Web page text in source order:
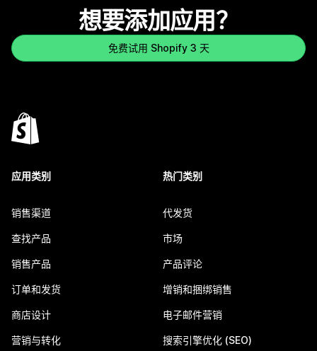
想要添加应用？
免费试用 Shopify 3 天
应用类别
销售渠道
查找产品
销售产品
订单和发货
商店设计
营销与转化
热门类别
代发货
市场
产品评论
增销和捆绑销售
电子邮件营销
搜索引擎优化 (SEO)